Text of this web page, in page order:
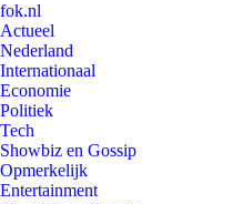
fok.nl
Actueel
Nederland
Internationaal
Economie
Politiek
Tech
Showbiz en Gossip
Opmerkelijk
Entertainment